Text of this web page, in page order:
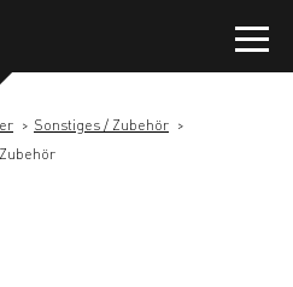
Sonstiges / Zubehör